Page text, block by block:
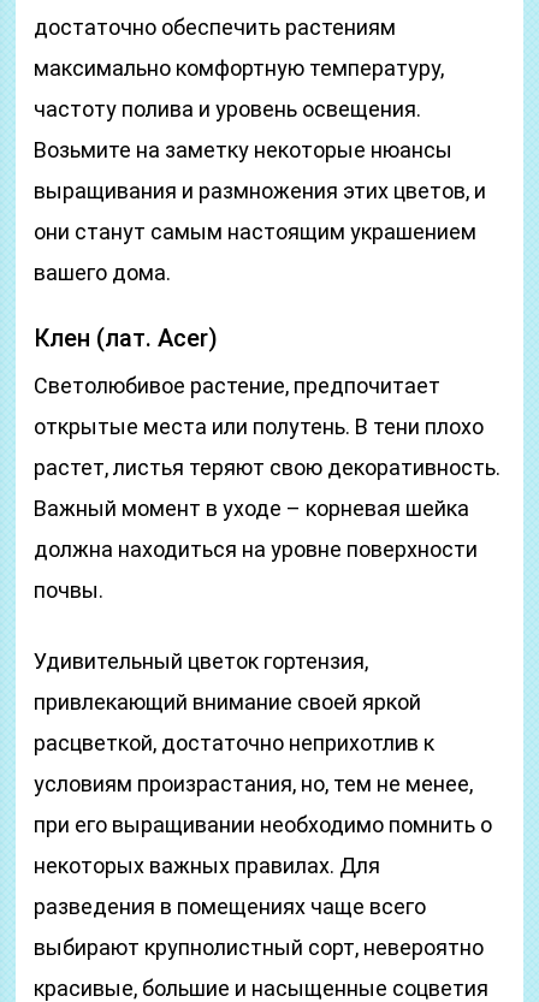
достаточно обеспечить растениям
максимально комфортную температуру,
частоту полива и уровень освещения.
Возьмите на заметку некоторые нюансы
выращивания и размножения этих цветов, и
они станут самым настоящим украшением
вашего дома.
Клен (лат. Acer)
Светолюбивое растение, предпочитает
открытые места или полутень. В тени плохо
растет, листья теряют свою декоративность.
Важный момент в уходе – корневая шейка
должна находиться на уровне поверхности
почвы.
Удивительный цветок гортензия,
привлекающий внимание своей яркой
расцветкой, достаточно неприхотлив к
условиям произрастания, но, тем не менее,
при его выращивании необходимо помнить о
некоторых важных правилах. Для
разведения в помещениях чаще всего
выбирают крупнолистный сорт, невероятно
красивые, большие и насыщенные соцветия